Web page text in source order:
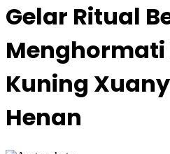
Gelar Ritual
Menghormati
Kuning
Henan